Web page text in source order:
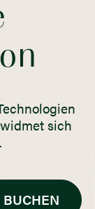
BUCHEN
sich